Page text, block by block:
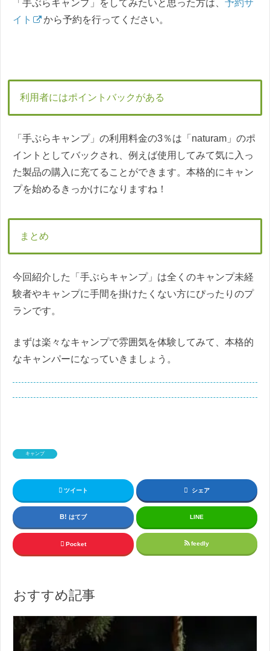
「手ぶらキャンプ」をしてみたいと思った方は、 予約サ
イト
から予約を行ってください。
利用者にはポイントバックがある
「手ぶらキャンプ」の利用料金の3％は「naturam」のポ
イントとしてバックされ、例えば使用してみて気に入っ
た製品の購入に充てることができます。本格的にキャン
プを始めるきっかけになりますね！
まとめ
今回紹介した「手ぶらキャンプ」は全くのキャンプ未経
験者やキャンプに手間を掛けたくない方にぴったりのプ
ランです。
まずは楽々なキャンプで雰囲気を体験してみて、本格的
なキャンパーになっていきましょう。
キャンプ
ツイート シェア
はてブ LINE
Pocket feedly
おすすめ記事